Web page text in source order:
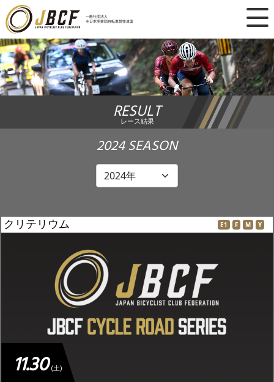
一般社団法人
全日本実業団自転車競技連盟
×
ニュース
レース日程
ランキング
レース結果
チーム・選手
エントリー
JBCF ROAD SERIESとは
RESULT
レース結果
2024 SEASON
クリテリウム E1 F M Y
11.30 (土)